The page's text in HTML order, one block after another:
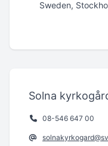
Sweden,
Solna
08-546 647 00